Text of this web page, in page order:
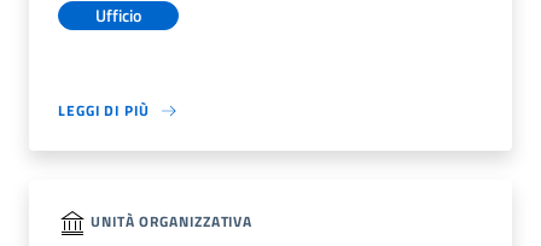
Ufficio
LEGGI DI PIÙ
UNITÀ ORGANIZZATIVA